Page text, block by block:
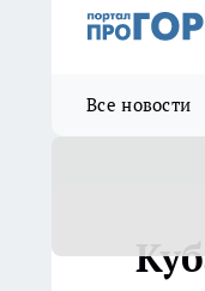
Все новости